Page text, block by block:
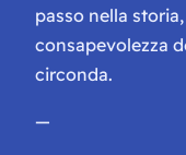
passo nella
consapevolezza
circonda.
—